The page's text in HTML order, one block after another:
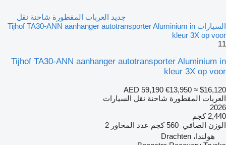
جديد العربات المقطورة شاحنة نقل
السيارات Tijhof TA30-ANN aanhanger autotransporter Aluminium in
kleur 3X op voor
11
Tijhof TA30-ANN aanhanger autotransporter Aluminium in
kleur 3X op voor
AED 59,190 €13,950 ≈ $16,120
العربات المقطورة شاحنة نقل السيارات
2026
2,440 كجم
الوزن الصافي 560 كجم عدد المحاور 2
هولندا، Drachten